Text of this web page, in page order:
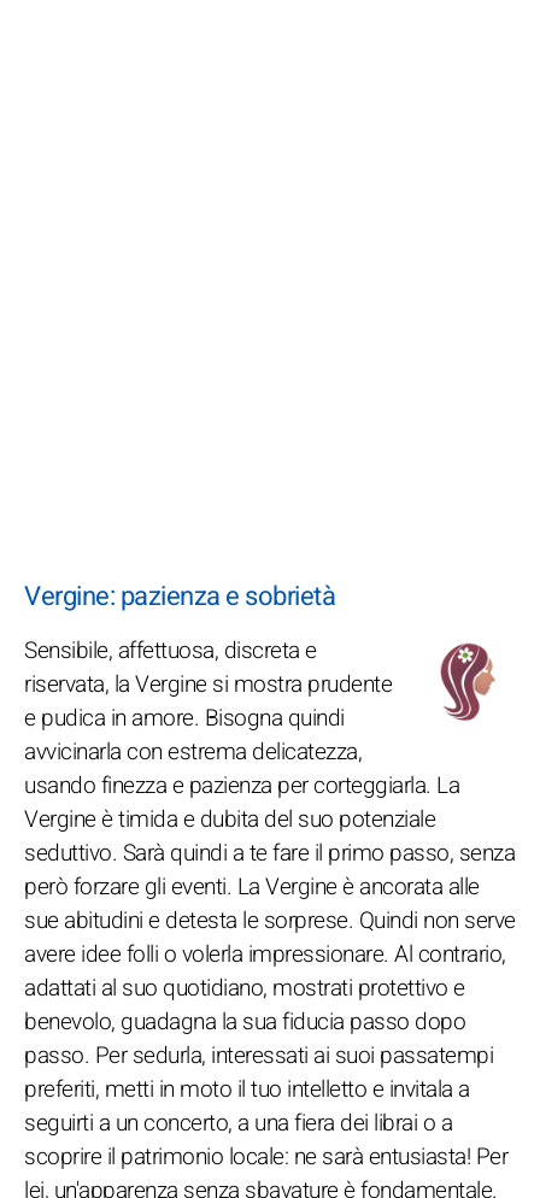
Vergine: pazienza e sobrietà
Sensibile, affettuosa, discreta e
riservata, la Vergine si mostra prudente
e pudica in amore. Bisogna quindi
avvicinarla con estrema delicatezza,
usando finezza e pazienza per corteggiarla. La
Vergine è timida e dubita del suo potenziale
seduttivo. Sarà quindi a te fare il primo passo, senza
però forzare gli eventi. La Vergine è ancorata alle
sue abitudini e detesta le sorprese. Quindi non serve
avere idee folli o volerla impressionare. Al contrario,
adattati al suo quotidiano, mostrati protettivo e
benevolo, guadagna la sua fiducia passo dopo
passo. Per sedurla, interessati ai suoi passatempi
preferiti, metti in moto il tuo intelletto e invitala a
seguirti a un concerto, a una fiera dei librai o a
scoprire il patrimonio locale: ne sarà entusiasta! Per
lei, un'apparenza senza sbavature è fondamentale.